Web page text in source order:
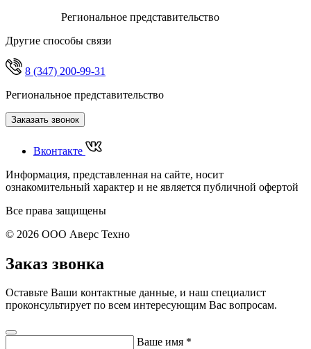
Региональное представительство
Другие способы связи
8 (347) 200-99-31
Региональное представительство
Заказать звонок
Вконтакте
Информация, представленная на сайте, носит
ознакомительный характер и не является публичной офертой
Все права защищены
© 2026 ООО Аверс Техно
Заказ звонка
Оставьте Ваши контактные данные, и наш специалист
проконсультирует по всем интересующим Вас вопросам.
Ваше имя *